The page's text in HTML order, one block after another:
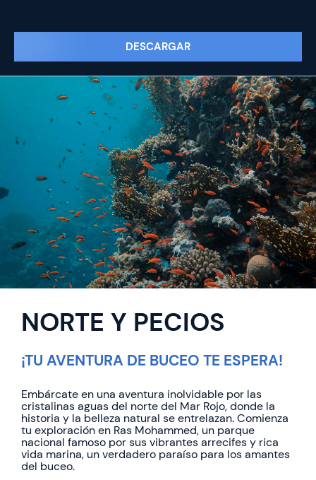
DESCARGAR
NORTE Y PECIOS
¡TU AVENTURA DE BUCEO TE ESPERA!
Embárcate en una aventura inolvidable por las
cristalinas aguas del norte del Mar Rojo, donde la
historia y la belleza natural se entrelazan. Comienza
tu exploración en Ras Mohammed, un parque
nacional famoso por sus vibrantes arrecifes y rica
vida marina, un verdadero paraíso para los amantes
del buceo.